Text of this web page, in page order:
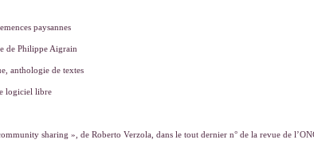
paysannes
de Philippe Aigrain
anthologie de textes
logiciel libre
sharing », de Roberto Verzola, dans le tout dernier n° de la revue de